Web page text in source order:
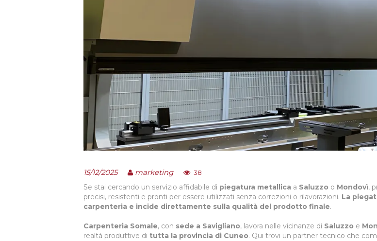
15/12/2025 marketing 38
Se stai cercando un servizio affidabile di piegatura metallica a Saluzzo o Mondovì,
precisi, resistenti e pronti per essere utilizzati senza correzioni o rilavorazioni. La
carpenteria e incide direttamente sulla qualità del prodotto finale.
Carpenteria Somale, con sede a Savigliano, lavora nelle vicinanze di Saluzzo e
realtà produttive di tutta la provincia di Cuneo. Qui trovi un partner tecnico che